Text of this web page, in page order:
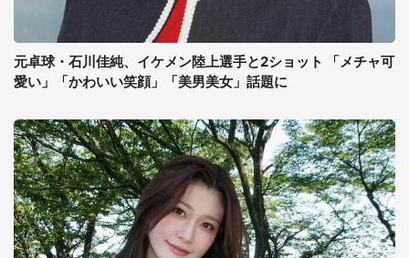
元卓球・石川佳純、イケメン陸上選手と2ショット 「メチャ可
愛い」「かわいい笑顔」「美男美女」話題に